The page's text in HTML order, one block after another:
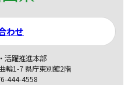
活躍推進本部
輪1-7 県庁東別館2階
444-4558
わせ